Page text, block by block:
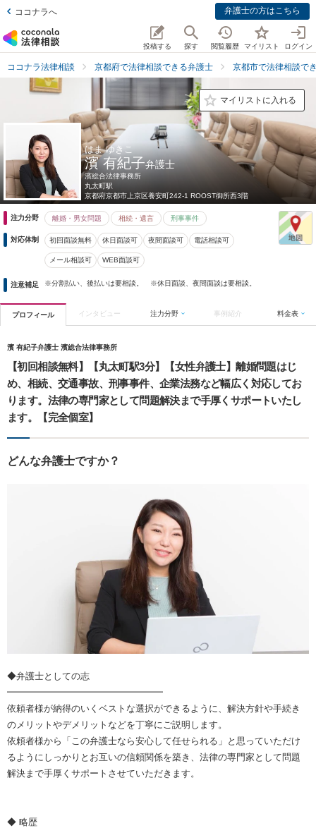
ココナラへ 弁護士の方はこちら
投稿する 探す 閲覧履歴 マイリスト ログイン
ココナラ法律相談 京都府で法律相談できる弁護士 京都市で法律相談で
マイリストに入れる
はま ゆきこ
濱 有紀子弁護士
濱総合法律事務所
丸太町駅
京都府京都市上京区養安町242-1 ROOST御所西3階
注力分野 離婚・男女問題 相続・遺言 刑事事件
対応体制 初回面談無料 休日面談可 夜間面談可 電話相談可
メール相談可 WEB面談可
注意補足 ※分割払い、後払いは要相談。 ※休日面談、夜間面談は要相談。
プロフィール インタビュー 注力分野 事例紹介 料金表
濱 有紀子弁護士 濱総合法律事務所
【初回相談無料】【丸太町駅3分】【女性弁護士】離婚問題はじ
め、相続、交通事故、刑事事件、企業法務など幅広く対応してお
ります。法律の専門家として問題解決まで手厚くサポートいたし
ます。【完全個室】
どんな弁護士ですか？
◆弁護士としての志
━━━━━━━━━━━━━━━━━
依頼者様が納得のいくベストな選択ができるように、解決方針や手続き
のメリットやデメリットなどを丁寧にご説明します。
依頼者様から「この弁護士なら安心して任せられる」と思っていただけ
るようにしっかりとお互いの信頼関係を築き、法律の専門家として問題
解決まで手厚くサポートさせていただきます。
◆ 略歴